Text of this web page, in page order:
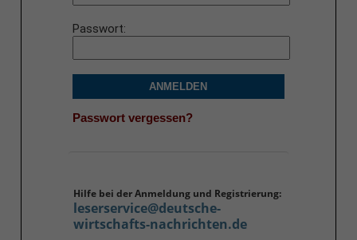
Passwort
ANMELDEN
Passwort vergessen?
Hilfe bei der Anmeldung und Registrierung:
leserservice@deutsche-
wirtschafts-nachrichten.de